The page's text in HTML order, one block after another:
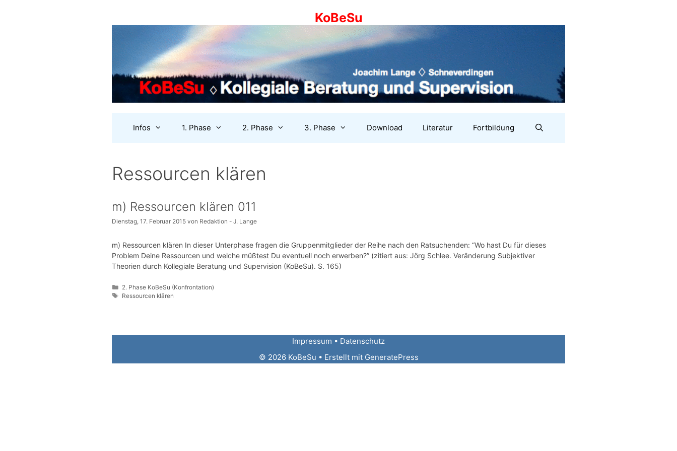
KoBeSu
Infos 1. Phase 2. Phase 3. Phase Download Literatur Fortbildung
Ressourcen klären
m) Ressourcen klären 011
Dienstag, 17. Februar 2015 von Redaktion - J. Lange
m) Ressourcen klären In dieser Unterphase fragen die Gruppenmitglieder der Reihe nach den Ratsuchenden: “Wo hast Du für dieses
Problem Deine Ressourcen und welche müßtest Du eventuell noch erwerben?” (zitiert aus: Jörg Schlee. Veränderung Subjektiver
Theorien durch Kollegiale Beratung und Supervision (KoBeSu). S. 165)
Kategorien
2. Phase KoBeSu (Konfrontation)
Schlagwörter
Ressourcen klären
Impressum • Datenschutz
© 2026 KoBeSu • Erstellt mit GeneratePress